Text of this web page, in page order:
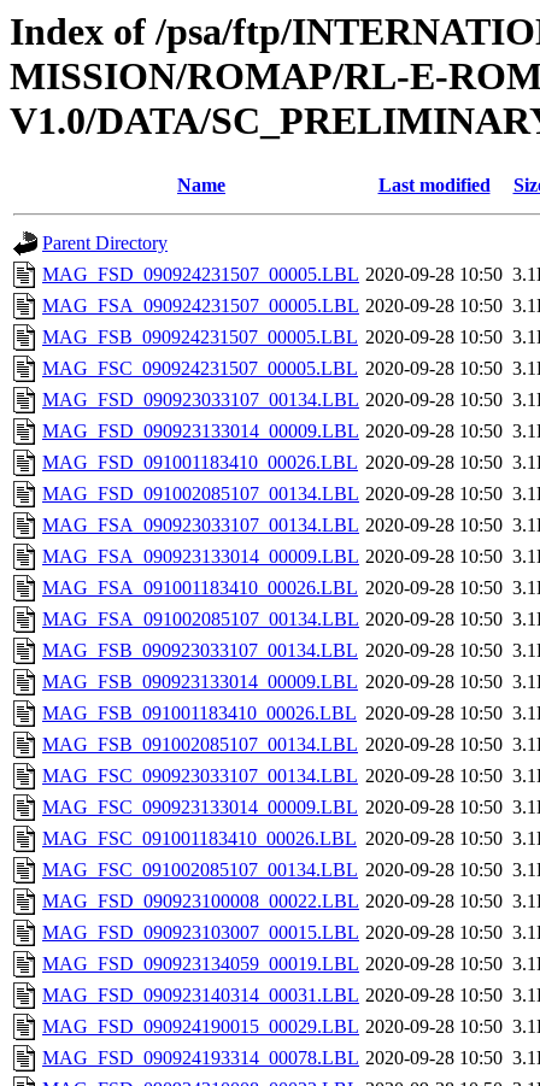
Index of /psa/ftp/
MISSION/ROMAP/RL-E-
V1.0/DATA/
Name Last modified
Parent Directory
MAG_FSD_090924231507_00005.LBL 2020-09-28 10:50
MAG_FSA_090924231507_00005.LBL 2020-09-28 10:50
MAG_FSB_090924231507_00005.LBL 2020-09-28 10:50
MAG_FSC_090924231507_00005.LBL 2020-09-28 10:50
MAG_FSD_090923033107_00134.LBL 2020-09-28 10:50
MAG_FSD_090923133014_00009.LBL 2020-09-28 10:50
MAG_FSD_091001183410_00026.LBL 2020-09-28 10:50
MAG_FSD_091002085107_00134.LBL 2020-09-28 10:50
MAG_FSA_090923033107_00134.LBL 2020-09-28 10:50
MAG_FSA_090923133014_00009.LBL 2020-09-28 10:50
MAG_FSA_091001183410_00026.LBL 2020-09-28 10:50
MAG_FSA_091002085107_00134.LBL 2020-09-28 10:50
MAG_FSB_090923033107_00134.LBL 2020-09-28 10:50
MAG_FSB_090923133014_00009.LBL 2020-09-28 10:50
MAG_FSB_091001183410_00026.LBL 2020-09-28 10:50
MAG_FSB_091002085107_00134.LBL 2020-09-28 10:50
MAG_FSC_090923033107_00134.LBL 2020-09-28 10:50
MAG_FSC_090923133014_00009.LBL 2020-09-28 10:50
MAG_FSC_091001183410_00026.LBL 2020-09-28 10:50
MAG_FSC_091002085107_00134.LBL 2020-09-28 10:50
MAG_FSD_090923100008_00022.LBL 2020-09-28 10:50
MAG_FSD_090923103007_00015.LBL 2020-09-28 10:50
MAG_FSD_090923134059_00019.LBL 2020-09-28 10:50
MAG_FSD_090923140314_00031.LBL 2020-09-28 10:50
MAG_FSD_090924190015_00029.LBL 2020-09-28 10:50
MAG_FSD_090924193314_00078.LBL 2020-09-28 10:50